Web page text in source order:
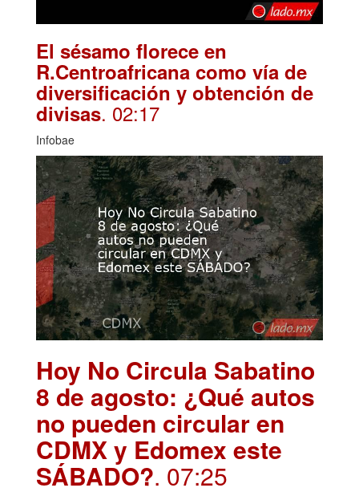
El sésamo florece en
R.Centroafricana como vía de
diversificación y obtención de
divisas. 02:17
Infobae
Hoy No Circula Sabatino
8 de agosto: ¿Qué autos
no pueden circular en
CDMX y Edomex este
SÁBADO?. 07:25